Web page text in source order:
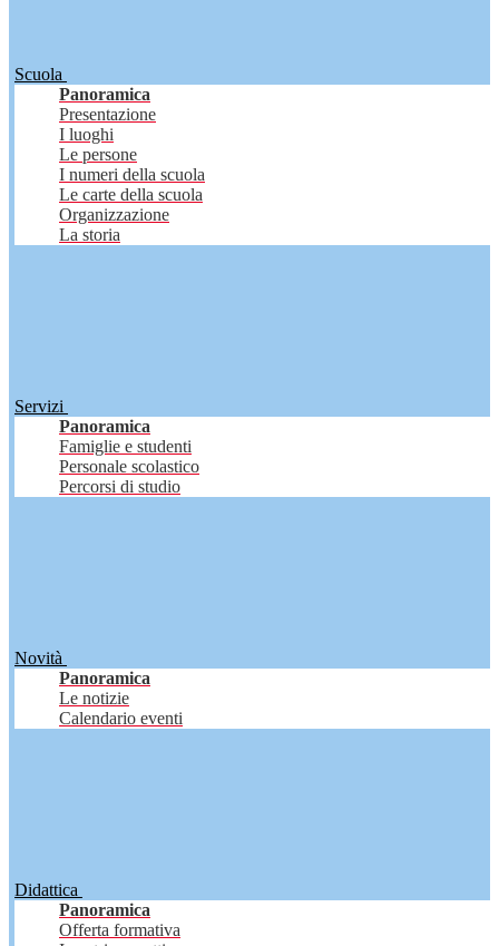
Scuola
Panoramica
Presentazione
I luoghi
Le persone
I numeri della scuola
Le carte della scuola
Organizzazione
La storia
Servizi
Panoramica
Famiglie e studenti
Personale scolastico
Percorsi di studio
Novità
Panoramica
Le notizie
Calendario eventi
Didattica
Panoramica
Offerta formativa